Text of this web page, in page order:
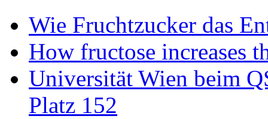
Wie Fruchtzucker das
How fructose increases
Universität Wien beim
Platz 152